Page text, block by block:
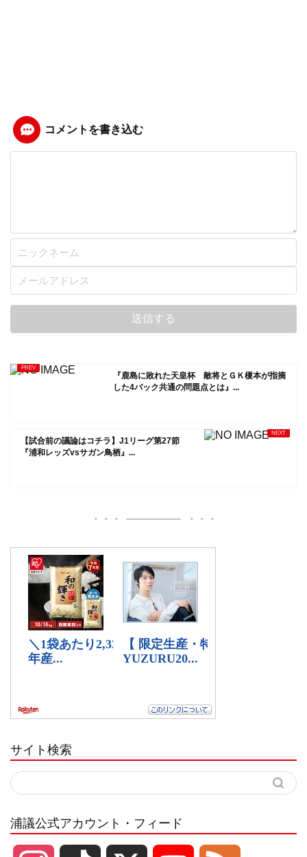
コメントを書き込む
『鹿島に敗れた天皇杯 敵将とＧＫ榎本が指摘
した4バック共通の問題点とは』...
【試合前の議論はコチラ】J1リーグ第27節
『浦和レッズvsサガン鳥栖』...
サイト検索
浦議公式アカウント・フィード